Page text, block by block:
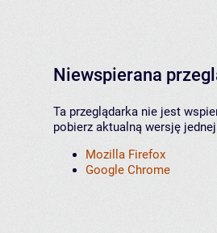
Niewspierana
Ta przeglądarka nie jest
pobierz aktualną wersję
Mozilla Firefox
Google Chrome